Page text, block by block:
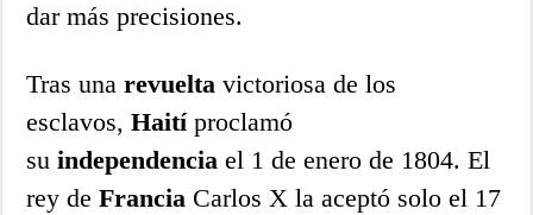
dar más precisiones.
Tras unarevuelta victoriosa de los
esclavos,Haitíproclamó
suindependencia el 1 de enero de 1804. El
rey deFrancia Carlos X la aceptó solo el 17